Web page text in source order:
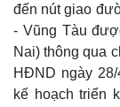
đến nút giao
- Vũng Tàu
Nai) thông qua
HĐND ngày
kế hoạch triển